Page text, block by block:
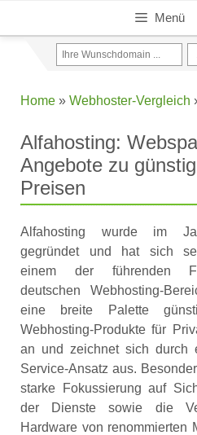
Menü
Home » Webhoster-Vergleich
Alfahosting:
Angebote zu
Preisen
Alfahosting wurde im
gegründet und hat sich
einem der führenden
deutschen Webhosting-
eine breite Palette
Webhosting-Produkte für
an und zeichnet sich durch
Service-Ansatz aus.
starke Fokussierung auf
der Dienste sowie die
Hardware von renommierten